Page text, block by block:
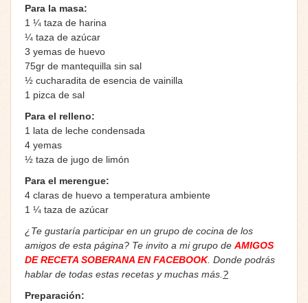
Para la masa:
1 ¼ taza de harina
¼ taza de azúcar
3 yemas de huevo
75gr de mantequilla sin sal
½ cucharadita de esencia de vainilla
1 pizca de sal
Para el relleno:
1 lata de leche condensada
4 yemas
½ taza de jugo de limón
Para el merengue:
4 claras de huevo a temperatura ambiente
1 ¼ taza de azúcar
¿Te gustaría participar en un grupo de cocina de los
amigos de esta página? Te invito a mi grupo de AMIGOS
DE RECETA SOBERANA EN FACEBOOK. Donde podrás
hablar de todas estas recetas y muchas más. ?
Preparación: